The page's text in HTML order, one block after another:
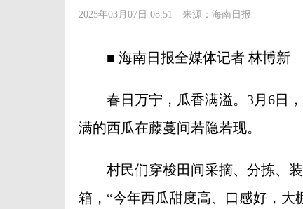
2025年03月07日 08:51 来源： 海南日报
■ 海南日报全媒体记者 林博新
春日万宁，瓜香满溢。3月6日，
满的西瓜在藤蔓间若隐若现。
村民们穿梭田间采摘、分拣、装
箱，“今年西瓜甜度高、口感好，大